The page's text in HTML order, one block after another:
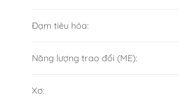
Đạm tiêu hóa:
Năng lượng trao đổi (ME):
Xơ: